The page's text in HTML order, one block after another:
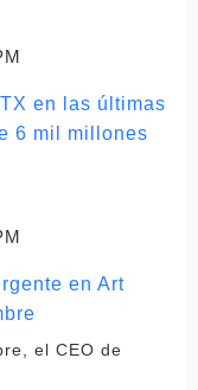
en las últimas
6 mil millones
en Art
el CEO de